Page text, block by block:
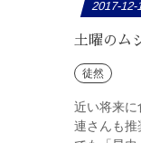
2017-12-
土曜のム
徒然
近い将来に
連さんも推